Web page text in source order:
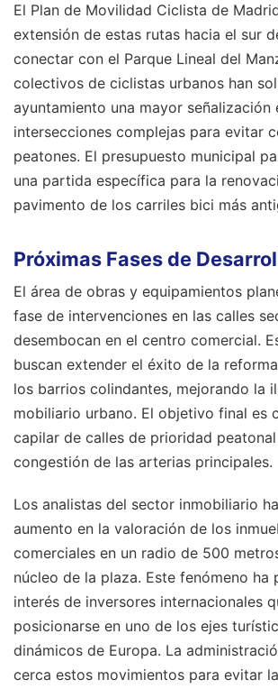
El Plan de Movilidad Ciclista de
extensión de estas rutas hacia el sur
conectar con el Parque Lineal del
colectivos de ciclistas urbanos han
ayuntamiento una mayor señalización
intersecciones complejas para evitar
peatones. El presupuesto municipal
una partida específica para la
pavimento de los carriles bici más
Próximas Fases de
El área de obras y equipamientos
fase de intervenciones en las calles
desembocan en el centro comercial.
buscan extender el éxito de la
los barrios colindantes, mejorando la
mobiliario urbano. El objetivo final es
capilar de calles de prioridad
congestión de las arterias principales.
Los analistas del sector inmobiliario
aumento en la valoración de los
comerciales en un radio de 500
núcleo de la plaza. Este fenómeno ha
interés de inversores internacionales
posicionarse en uno de los ejes
dinámicos de Europa. La
cerca estos movimientos para evitar